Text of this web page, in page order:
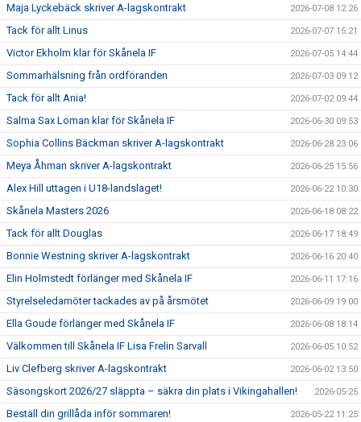
Maja Lyckebäck skriver A-lagskontrakt 2026-07-08 12:26
Tack för allt Linus 2026-07-07 15:21
Victor Ekholm klar för Skånela IF 2026-07-05 14:44
Sommarhälsning från ordföranden 2026-07-03 09:12
Tack för allt Ania! 2026-07-02 09:44
Salma Sax Loman klar för Skånela IF 2026-06-30 09:53
Sophia Collins Bäckman skriver A-lagskontrakt 2026-06-28 23:06
Meya Åhman skriver A-lagskontrakt 2026-06-25 15:56
Alex Hill uttagen i U18-landslaget! 2026-06-22 10:30
Skånela Masters 2026 2026-06-18 08:22
Tack för allt Douglas 2026-06-17 18:49
Bonnie Westning skriver A-lagskontrakt 2026-06-16 20:40
Elin Holmstedt förlänger med Skånela IF 2026-06-11 17:16
Styrelseledamöter tackades av på årsmötet 2026-06-09 19:00
Ella Goude förlänger med Skånela IF 2026-06-08 18:14
Välkommen till Skånela IF Lisa Frelin Sarvall 2026-06-05 10:52
Liv Clefberg skriver A-lagskontrakt 2026-06-02 13:50
Säsongskort 2026/27 släppta – säkra din plats i Vikingahallen! 2026-05-25
Beställ din grillåda inför sommaren! 2026-05-22 11:25